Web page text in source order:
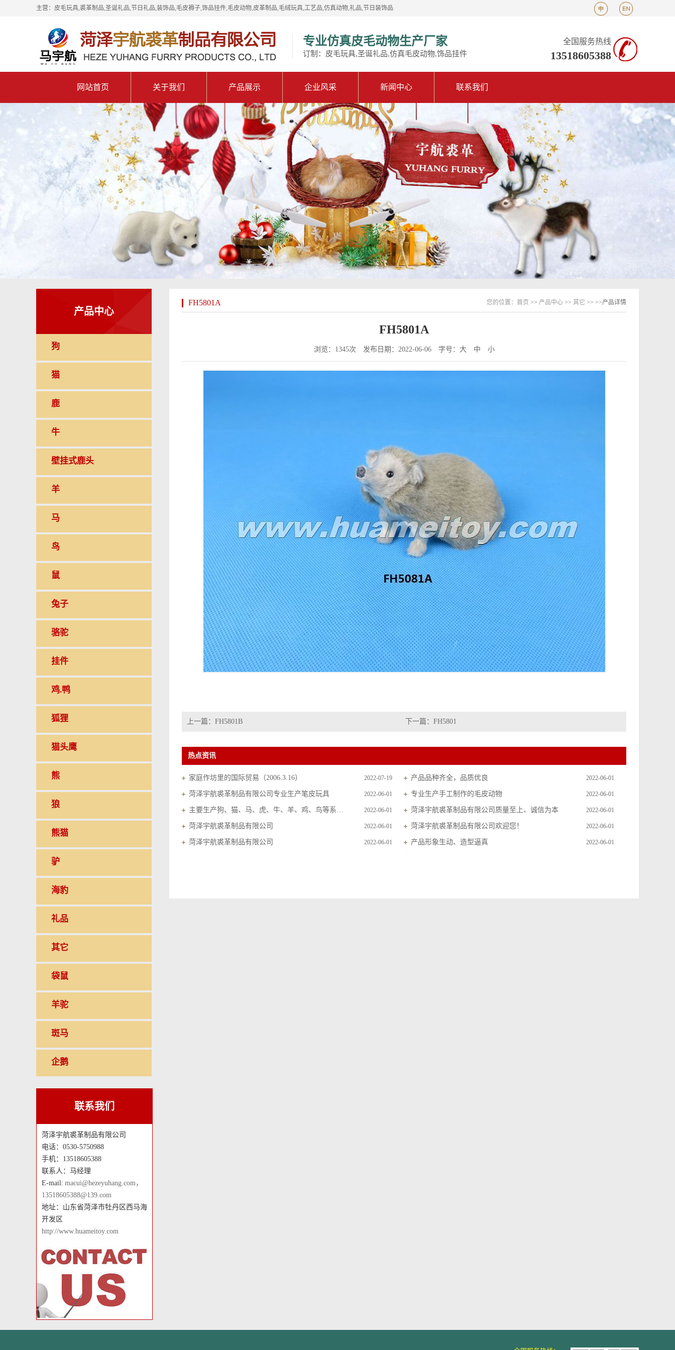
主营：皮毛玩具,裘革制品,圣诞礼品,节日礼品,装饰品,毛皮褥子,饰品挂件,毛皮动物,皮革制品,毛绒玩具,工艺品,仿真动物,礼品,节日装饰品
专业仿真皮毛动物生产厂家
订制：皮毛玩具,圣诞礼品,仿真毛皮动物,饰品挂件
全国服务热线
13518605388
网站首页 关于我们 产品展示 企业风采 新闻中心 联系我们
产品中心
狗
猫
鹿
牛
壁挂式鹿头
羊
马
鸟
鼠
兔子
骆驼
挂件
鸡.鸭
狐狸
猫头鹰
熊
狼
熊猫
驴
海豹
礼品
其它
袋鼠
羊驼
斑马
企鹅
联系我们
菏泽宇航裘革制品有限公司
电话：0530-5750988
手机：13518605388
联系人：马经理
E-mail: macui@hezeyuhang.com，
13518605388@139.com
地址：山东省菏泽市牡丹区西马海
开发区
http://www.huameitoy.com
FH5801A 您的位置： 首页 >> 产品中心 >> 其它 >> >>产品详情
FH5801A
浏览：1345次 发布日期：2022-06-06 字号： 大 中 小
上一篇： FH5801B 下一篇： FH5801
热点资讯
2022-07-19
家庭作坊里的国际贸易（2006.3.16） 2022-06-01
产品品种齐全，品质优良
2022-06-01
菏泽宇航裘革制品有限公司专业生产笔皮玩具 2022-06-01
专业生产手工制作的毛皮动物
2022-06-01
主要生产狗、猫、马、虎、牛、羊、鸡、鸟等系列毛皮玩具 2022-06-01
菏泽宇航裘革制品有限公司质量至上、诚信为本
2022-06-01
菏泽宇航裘革制品有限公司 2022-06-01
菏泽宇航裘革制品有限公司欢迎您！
2022-06-01
菏泽宇航裘革制品有限公司 2022-06-01
产品形象生动、造型逼真